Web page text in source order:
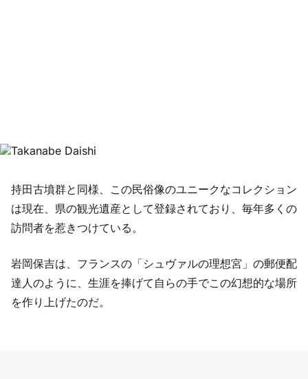
持田古墳群と同様、この民俗像のユニークなコレクション
は現在、県の観光遺産として登録されており、毎年多くの
訪問者を惹きつけている。
岩岡保吉は、フランスの「シュヴァルの理想宮」の郵便配
達人のように、生涯を捧げて自らの手でこの幻想的な場所
を作り上げたのだ。